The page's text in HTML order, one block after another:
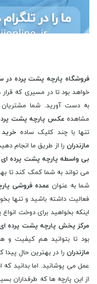
فروشگاه پارچه پشت پرده در
خواهد بود تا در مسیری که
به دست آورید. شما مشتریان
مشاهده عکس پارچه پشت پرده
تنها با چند کلیک ساده
مازندران را از طریق ما انجام
بی واسطه پارچه پشت پرده ای
می تواند به شما کمک کند تا
شما به عنوان عمده فروشی
فعالیت داشته باشید و تنها
اینکه بخواهید برای دوخت
مرکز پخش پارچه پشت پرده ای
بود تا بتوانید هم کیفیت و
مازندران را در بهترین حال پیدا
عمل می پوشانید. اما بدانید که
از این پارچه ها که طرفداران